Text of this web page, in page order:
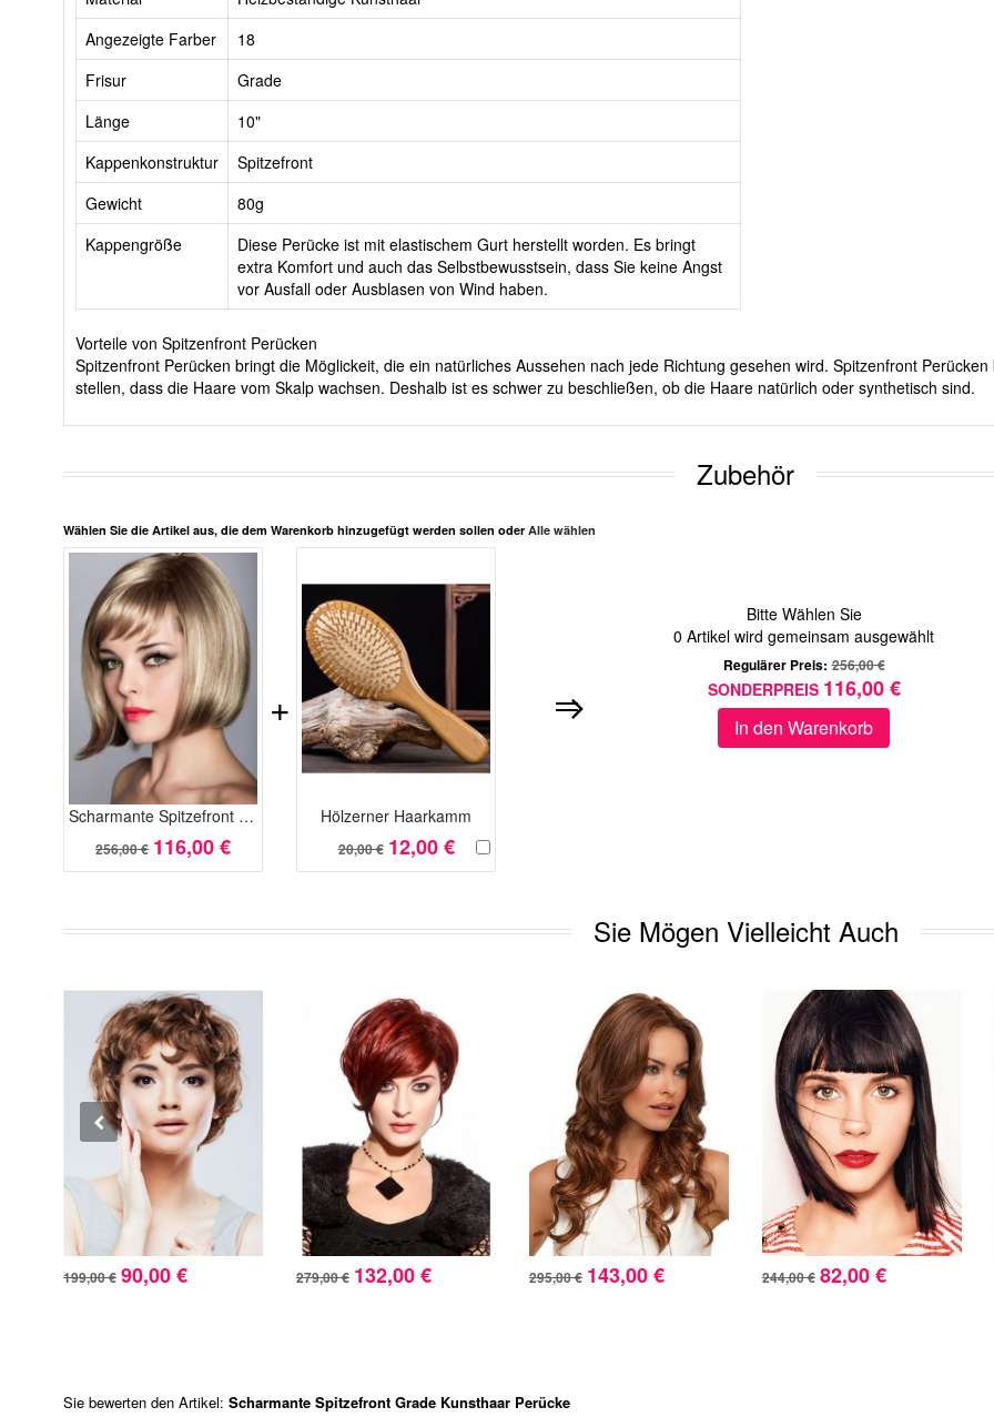
Angezeigte Farber
18
Frisur
Grade
Länge
10"
Kappenkonstruktur
Spitzefront
Gewicht
80g
Kappengröße
Diese Perücke ist mit elastischem Gurt herstellt worden. Es bringt
extra Komfort und auch das Selbstbewusstsein, dass Sie keine Angst
vor Ausfall oder Ausblasen von Wind haben.
Vorteile von Spitzenfront Perücken
Spitzenfront Perücken bringt die Möglickeit, die ein natürliches Aussehen nach jede Richtung gesehen wird. Spitzenfront
stellen, dass die Haare vom Skalp wachsen. Deshalb ist es schwer zu beschließen, ob die Haare natürlich oder synthetisch sind.
Zubehör
Wählen Sie die Artikel aus, die dem Warenkorb hinzugefügt werden sollen oder Alle wählen
Scharmante Spitzefront Grade Kunsthaar Perücke
256,00 € 116,00 €
Hölzerner Haarkamm
20,00 € 12,00 €
+
Bitte Wählen Sie
0 Artikel wird gemeinsam ausgewählt
Regulärer Preis: 256,00 €
SONDERPREIS 116,00 €
In den Warenkorb
Sie Mögen Vielleicht Auch
199,00 € 90,00 € 279,00 € 132,00 € 295,00 € 143,00 € 244,00 € 82,00 €
Sie bewerten den Artikel: Scharmante Spitzefront Grade Kunsthaar Perücke